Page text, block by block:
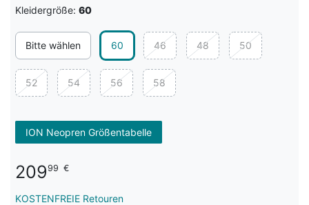
Kleidergröße: 60
Bitte wählen 60 46 48 50
52 54 56 58
ION Neopren Größentabelle
20999 €
KOSTENFREIE Retouren